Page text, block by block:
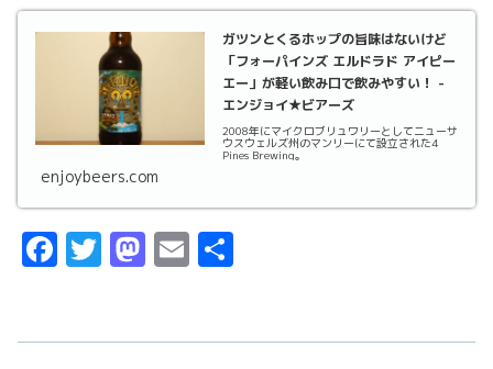
ガツンとくるホップの旨味はないけど
「フォーパインズ エルドラド アイピー
エー」が軽い飲み口で飲みやすい！ -
エンジョイ★ビアーズ
2008年にマイクロブリュワリーとしてニューサ
ウスウェルズ州のマンリーにて設立された4
Pines Brewing。
enjoybeers.com
F
e
T
t
M
o
E
l